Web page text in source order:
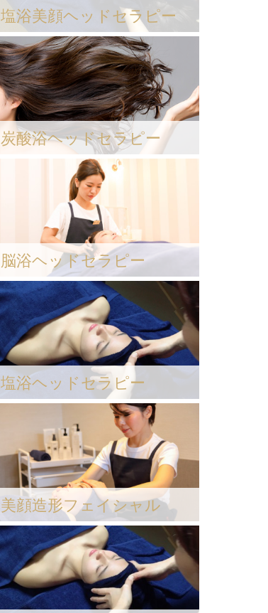
塩浴美顔ヘッドセラピー
炭酸浴ヘッドセラピー
脳浴ヘッドセラピー
塩浴ヘッドセラピー
美顔造形フェイシャル